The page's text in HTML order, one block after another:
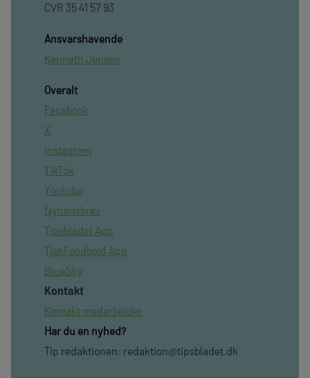
CVR 35 41 57 93
Ansvarshavende
Kenneth Jensen
Overalt
Facebook
X
Instagram
TikTok
Youtube
Nyhedsbrev
Tipsbladet App
TjekFoodbold App
BlueSky
Kontakt
Kontakt medarbejder
Har du en nyhed?
Tip redaktionen: redaktion@tipsbladet.dk